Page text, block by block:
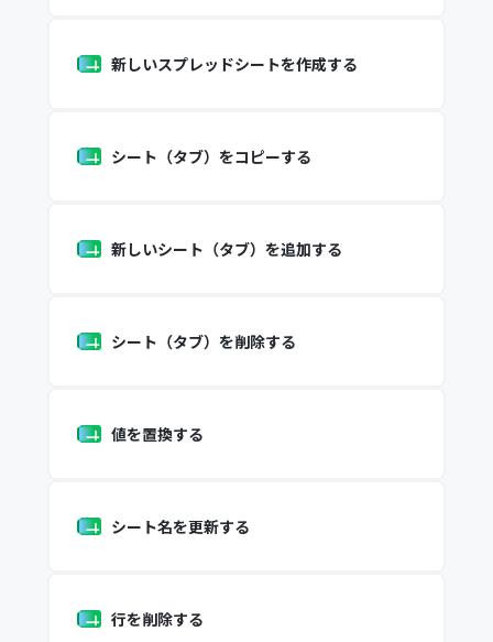
新しいスプレッドシートを作成する
シート（タブ）をコピーする
新しいシート（タブ）を追加する
シート（タブ）を削除する
値を置換する
シート名を更新する
行を削除する